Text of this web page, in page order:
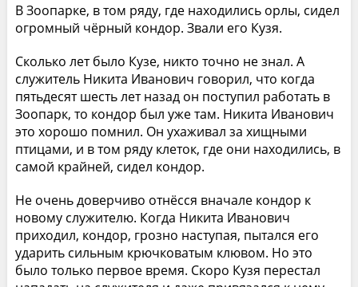
В Зоопарке, в том ряду, где находились орлы, сидел
огромный чёрный кондор. Звали его Кузя.
Сколько лет было Кузе, никто точно не знал. А
служитель Никита Иванович говорил, что когда
пятьдесят шесть лет назад он поступил работать в
Зоопарк, то кондор был уже там. Никита Иванович
это хорошо помнил. Он ухаживал за хищными
птицами, и в том ряду клеток, где они находились, в
самой крайней, сидел кондор.
Не очень доверчиво отнёсся вначале кондор к
новому служителю. Когда Никита Иванович
приходил, кондор, грозно наступая, пытался его
ударить сильным крючковатым клювом. Но это
было только первое время. Скоро Кузя перестал